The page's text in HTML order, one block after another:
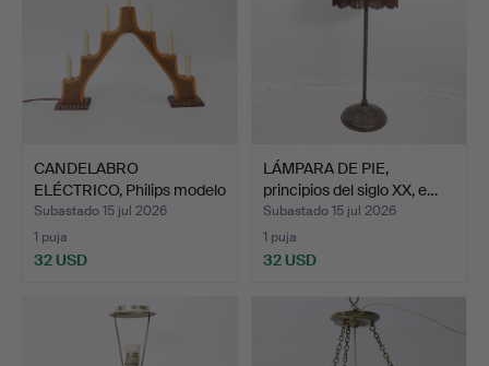
CANDELABRO
ELÉCTRICO, Philips modelo
Tipo …
Subastado 15 jul 2026
1 puja
32 USD
LÁMPARA DE PIE,
principios del siglo XX, e…
Subastado 15 jul 2026
1 puja
32 USD